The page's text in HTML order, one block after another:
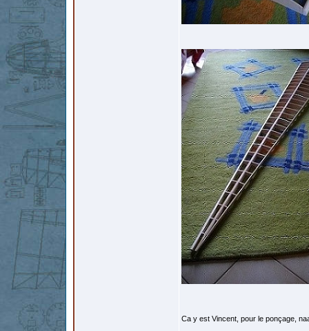
Ca y est Vincent, pour le ponçage,